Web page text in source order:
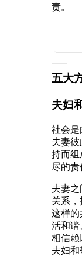
责。
心
五大
夫妇
社会是
夫妻
持而组
尽的责
夫妻
关系，
这样的
活和谐
相信赖
夫妇